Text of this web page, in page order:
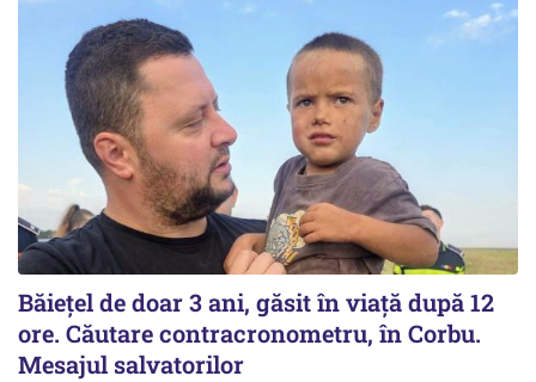
Băiețel de doar 3 ani, găsit în viață după 12
ore. Căutare contracronometru, în Corbu.
Mesajul salvatorilor